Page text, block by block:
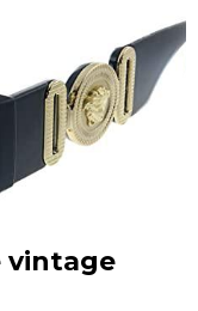
vintage